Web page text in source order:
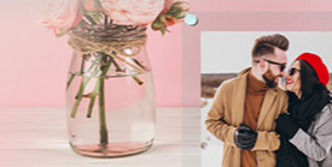
Интерьерная печать
Фотоподарки
Багетная мастерская